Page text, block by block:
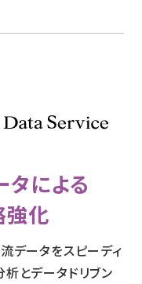
による
強化
データをスピーディ
とデータドリブン